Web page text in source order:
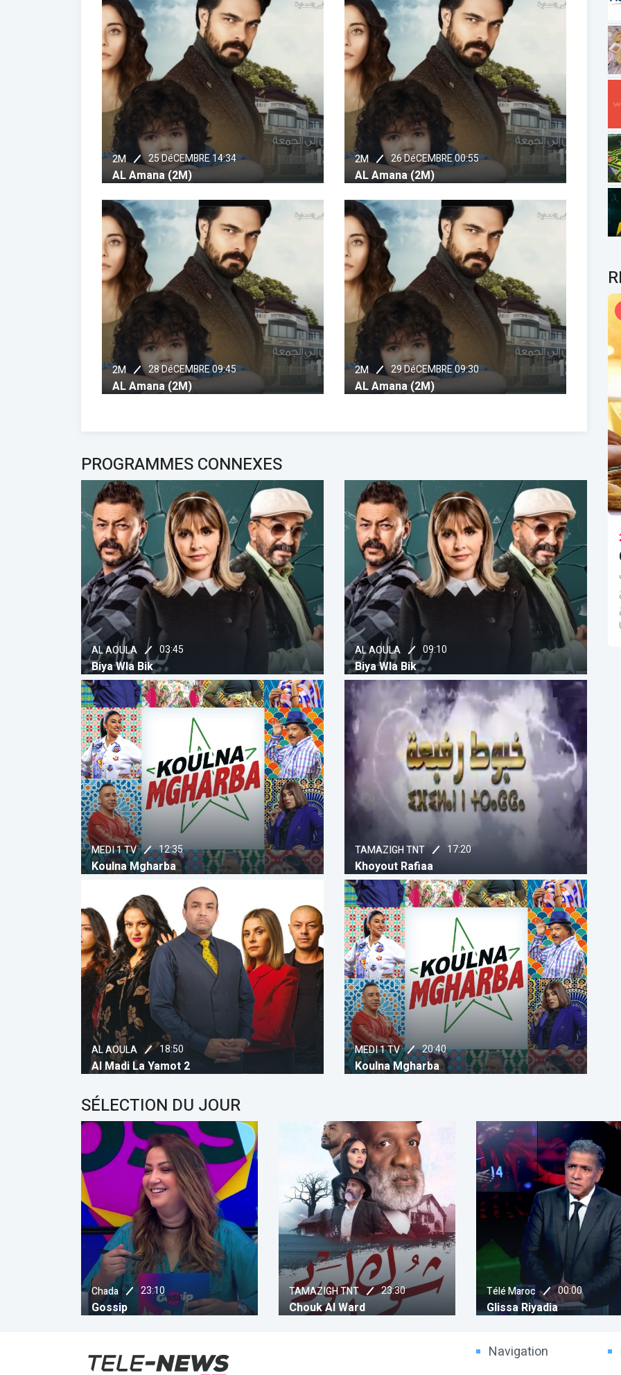
2M 25 DéCEMBRE 14:34
AL Amana (2M)
2M 26 DéCEMBRE 00:55
AL Amana (2M)
2M 28 DéCEMBRE 09:45
AL Amana (2M)
2M 29 DéCEMBRE 09:30
AL Amana (2M)
PROGRAMMES CONNEXES
AL AOULA 03:45
Biya Wla Bik
AL AOULA 09:10
Biya Wla Bik
MEDI 1 TV 12:35
Koulna Mgharba
TAMAZIGH TNT 17:20
Khoyout Rafiaa
AL AOULA 18:50
Al Madi La Yamot 2
MEDI 1 TV 20:40
Koulna Mgharba
2M Série 02:05
AL Amana (2M)
2M Magazine 06:00
Ch'hiwat Bladi
المطبخ المغربي معروف بتنوع أطباقه التي تأثرت
بمطابخ عدد من الدول والثقافات. فقد تأثر بالمطابخ
العربية الأندلسية، المطبخ التركي العثماني، المطبخ
الأمازيغي وغيرها
SÉLECTION DU JOUR
TAMAZIGH TNT 23:30
Chouk Al Ward
Télé Maroc 00:00
Glissa Riyadia
AL MAGHRIBIYA 00:05
Alf Marhba
Navigation